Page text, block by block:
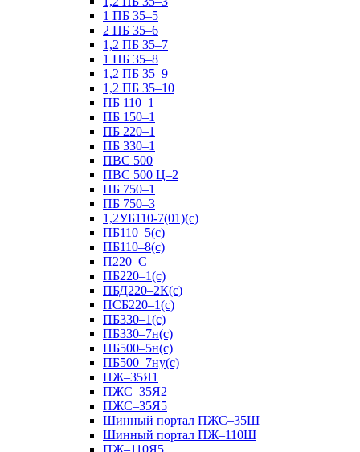
1 ПБ 35–5
2 ПБ 35–6
1,2 ПБ 35–7
1 ПБ 35–8
1,2 ПБ 35–9
1,2 ПБ 35–10
ПБ 110–1
ПБ 150–1
ПБ 220–1
ПБ 330–1
ПВС 500
ПВС 500 Ц–2
ПБ 750–1
ПБ 750–3
1,2УБ110-7(01)(с)
ПБ110–5(с)
ПБ110–8(с)
П220–С
ПБ220–1(с)
ПБД220–2К(с)
ПСБ220–1(с)
ПБ330–1(с)
ПБ330–7н(с)
ПБ500–5н(с)
ПБ500–7ну(с)
ПЖ–35Я1
ПЖС–35Я2
ПЖС–35Я5
Шинный портал ПЖС–35Ш
Шинный портал ПЖ–110Ш
ПЖ–110Я5